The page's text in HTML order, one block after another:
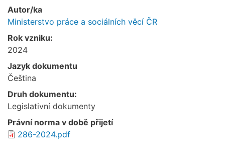
Autor/ka
Ministerstvo práce a sociálních věcí ČR
Rok vzniku:
2024
Jazyk dokumentu
Čeština
Druh dokumentu:
Legislativní dokumenty
Právní norma v době přijetí
286-2024.pdf